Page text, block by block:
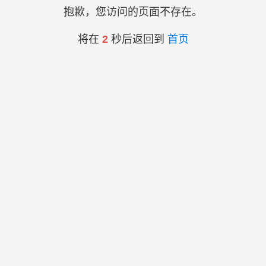
抱歉，您访问的页面不存在。
将在 2秒后返回到 首页